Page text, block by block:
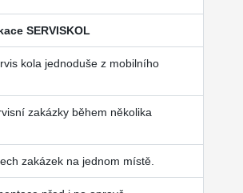
SERVISKOL
kola jednoduše z mobilního
zakázky během několika
zakázek na jednom místě.